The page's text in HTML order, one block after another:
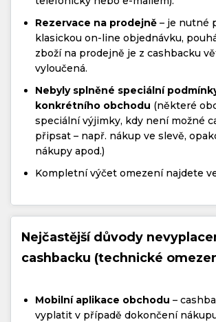
Rezervace na prodejně – je nutné
klasickou on-line objednávku,
zboží na prodejně je z cashbacku
vyloučená.
Nebyly splněné speciální
konkrétního obchodu (některé
speciální výjimky, kdy není možné
připsat – např. nákup ve slevě,
nákupy apod.)
Kompletní výčet omezení najdete
Nejčastější důvody
cashbacku (technické
Mobilní aplikace obchodu –
vyplatit v případě dokončení